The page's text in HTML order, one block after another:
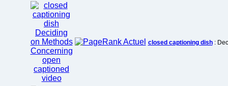
closed captioning dish: